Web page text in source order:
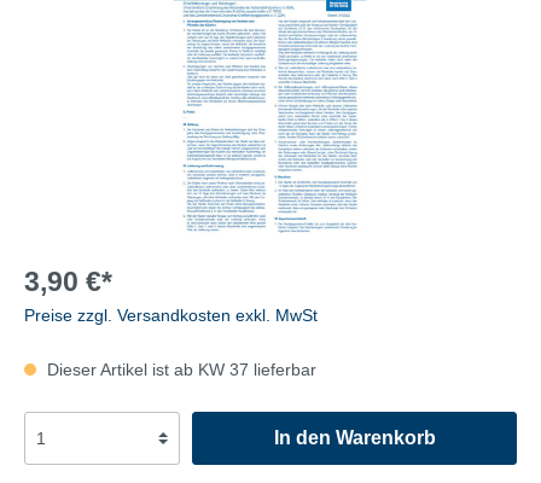
3,90 €*
Preise zzgl. Versandkosten exkl. MwSt
Dieser Artikel ist ab KW 37 lieferbar
In den Warenkorb